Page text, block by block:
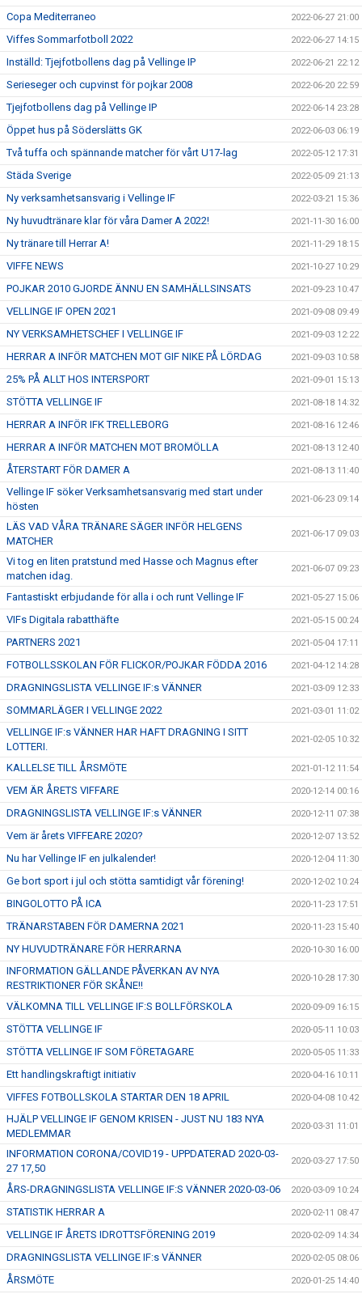
Copa Mediterraneo 2022-06-27 21:00
Viffes Sommarfotboll 2022 2022-06-27 14:15
Inställd: Tjejfotbollens dag på Vellinge IP 2022-06-21 22:12
Serieseger och cupvinst för pojkar 2008 2022-06-20 22:59
Tjejfotbollens dag på Vellinge IP 2022-06-14 23:28
Öppet hus på Söderslätts GK 2022-06-03 06:19
Två tuffa och spännande matcher för vårt U17-lag 2022-05-12 17:31
Städa Sverige 2022-05-09 21:13
Ny verksamhetsansvarig i Vellinge IF 2022-03-21 15:36
Ny huvudtränare klar för våra Damer A 2022! 2021-11-30 16:00
Ny tränare till Herrar A! 2021-11-29 18:15
VIFFE NEWS 2021-10-27 10:29
POJKAR 2010 GJORDE ÄNNU EN SAMHÄLLSINSATS 2021-09-23 10:47
VELLINGE IF OPEN 2021 2021-09-08 09:49
NY VERKSAMHETSCHEF I VELLINGE IF 2021-09-03 12:22
HERRAR A INFÖR MATCHEN MOT GIF NIKE PÅ LÖRDAG 2021-09-03 10:58
25% PÅ ALLT HOS INTERSPORT 2021-09-01 15:13
STÖTTA VELLINGE IF 2021-08-18 14:32
HERRAR A INFÖR IFK TRELLEBORG 2021-08-16 12:46
HERRAR A INFÖR MATCHEN MOT BROMÖLLA 2021-08-13 12:40
ÅTERSTART FÖR DAMER A 2021-08-13 11:40
Vellinge IF söker Verksamhetsansvarig med start under
hösten
2021-06-23 09:14
LÄS VAD VÅRA TRÄNARE SÄGER INFÖR HELGENS
MATCHER
2021-06-17 09:03
Vi tog en liten pratstund med Hasse och Magnus efter
matchen idag.
2021-06-07 09:23
Fantastiskt erbjudande för alla i och runt Vellinge IF 2021-05-27 15:06
VIFs Digitala rabatthäfte 2021-05-15 00:24
PARTNERS 2021 2021-05-04 17:11
FOTBOLLSSKOLAN FÖR FLICKOR/POJKAR FÖDDA 2016 2021-04-12 14:28
DRAGNINGSLISTA VELLINGE IF:s VÄNNER 2021-03-09 12:33
SOMMARLÄGER I VELLINGE 2022 2021-03-01 11:02
VELLINGE IF:s VÄNNER HAR HAFT DRAGNING I SITT
LOTTERI.
2021-02-05 10:32
KALLELSE TILL ÅRSMÖTE 2021-01-12 11:54
VEM ÄR ÅRETS VIFFARE 2020-12-14 00:16
DRAGNINGSLISTA VELLINGE IF:s VÄNNER 2020-12-11 07:38
Vem är årets VIFFEARE 2020? 2020-12-07 13:52
Nu har Vellinge IF en julkalender! 2020-12-04 11:30
Ge bort sport i jul och stötta samtidigt vår förening! 2020-12-02 10:24
BINGOLOTTO PÅ ICA 2020-11-23 17:51
TRÄNARSTABEN FÖR DAMERNA 2021 2020-11-23 15:40
NY HUVUDTRÄNARE FÖR HERRARNA 2020-10-30 16:00
INFORMATION GÄLLANDE PÅVERKAN AV NYA
RESTRIKTIONER FÖR SKÅNE!!
2020-10-28 17:30
VÄLKOMNA TILL VELLINGE IF:S BOLLFÖRSKOLA 2020-09-09 16:15
STÖTTA VELLINGE IF 2020-05-11 10:03
STÖTTA VELLINGE IF SOM FÖRETAGARE 2020-05-05 11:33
Ett handlingskraftigt initiativ 2020-04-16 10:11
VIFFES FOTBOLLSKOLA STARTAR DEN 18 APRIL 2020-04-08 10:42
HJÄLP VELLINGE IF GENOM KRISEN - JUST NU 183 NYA
MEDLEMMAR
2020-03-31 11:01
INFORMATION CORONA/COVID19 - UPPDATERAD 2020-03-
27 17,50
2020-03-27 17:50
ÅRS-DRAGNINGSLISTA VELLINGE IF:S VÄNNER 2020-03-06 2020-03-09 10:24
STATISTIK HERRAR A 2020-02-11 08:47
VELLINGE IF ÅRETS IDROTTSFÖRENING 2019 2020-02-09 14:34
DRAGNINGSLISTA VELLINGE IF:s VÄNNER 2020-02-05 08:06
ÅRSMÖTE 2020-01-25 14:40